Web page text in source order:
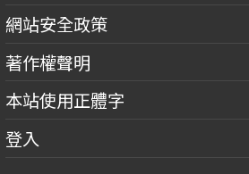
網站安全政策
著作權聲明
本站使用正體字
登入